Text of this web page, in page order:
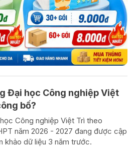
Đại học Công nghiệp Việt
bố?
Công nghiệp Việt Trì theo
năm 2026 - 2027 đang được cập
khảo dữ liệu 3 năm trước.